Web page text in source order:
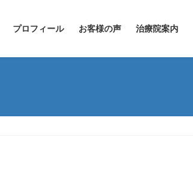
プロフィール お客様の声 治療院案内